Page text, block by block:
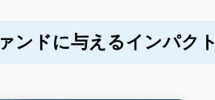
ンドに与えるインパクト